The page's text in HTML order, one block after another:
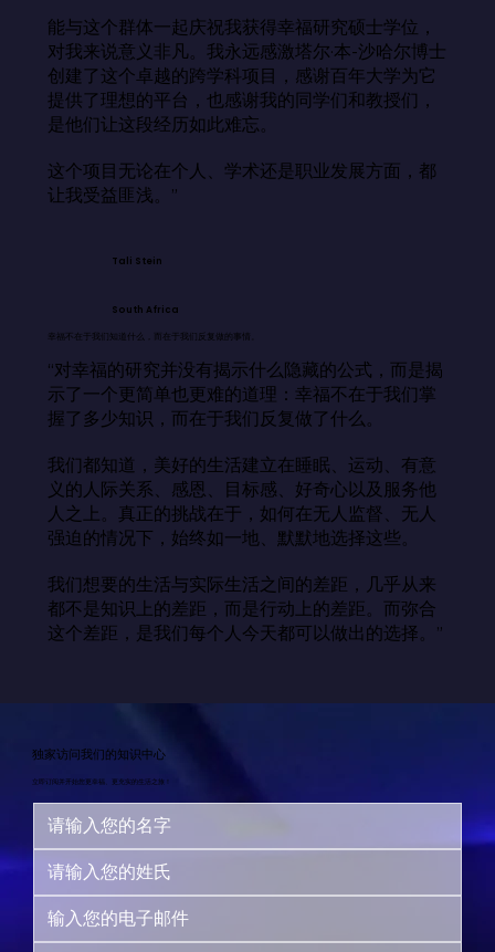
能与这个群体一起庆祝我获得幸福研究硕士学位，
对我来说意义非凡。我永远感激塔尔·本-沙哈尔博士
创建了这个卓越的跨学科项目，感谢百年大学为它
提供了理想的平台，也感谢我的同学们和教授们，
是他们让这段经历如此难忘。
这个项目无论在个人、学术还是职业发展方面，都
让我受益匪浅。”
Tali Stein
South Africa
幸福不在于我们知道什么，而在于我们反复做的事情。
“对幸福的研究并没有揭示什么隐藏的公式，而是揭
示了一个更简单也更难的道理：幸福不在于我们掌
握了多少知识，而在于我们反复做了什么。
我们都知道，美好的生活建立在睡眠、运动、有意
义的人际关系、感恩、目标感、好奇心以及服务他
人之上。真正的挑战在于，如何在无人监督、无人
强迫的情况下，始终如一地、默默地选择这些。
我们想要的生活与实际生活之间的差距，几乎从来
都不是知识上的差距，而是行动上的差距。而弥合
这个差距，是我们每个人今天都可以做出的选择。”
独家访问我们的知识中心
立即订阅并开始您更幸福、更充实的生活之旅！